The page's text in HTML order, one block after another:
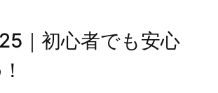
｜初心者でも安心